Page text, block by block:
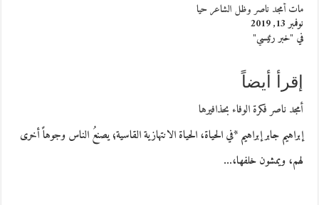
مات أمجد ناصر وظل الشاعر حيا
نوفمبر 13, 2019
في "خبر رئيسي"
إقرأ أيضاً
أمجد ناصر فكرة الوفاء بحذافيرها
إبراهيم جابر إبراهيم *في الحياة، الحياة الانتهازية القاسية؛ يصنعُ الناس وجوهاً أخرى
لهم، ويمشون خلفها،…